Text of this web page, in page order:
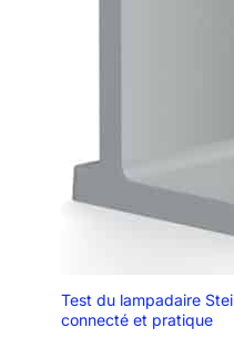
Test du lampadaire
connecté et pratique